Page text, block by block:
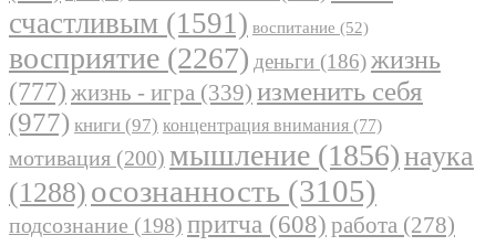
счастливым (1591) воспитание (52)
восприятие (2267) деньги (186)жизнь
(777) жизнь - игра (339) изменить себя
(977) книги (97) концентрация внимания (77)
мотивация (200) мышление (1856)наука
(1288) осознанность (3105)
подсознание (198) притча (608) работа (278)